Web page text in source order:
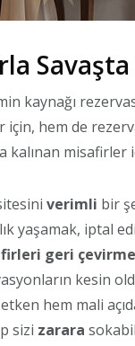
Savaşta
kaynağı
için, hem de
misafirler
verimli bir
yaşamak, iptal
geri
kesin
hem mali
sizi zarara